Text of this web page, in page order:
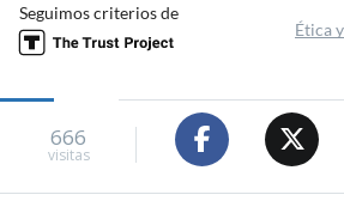
Seguimos criterios de
Ética
666
visitas